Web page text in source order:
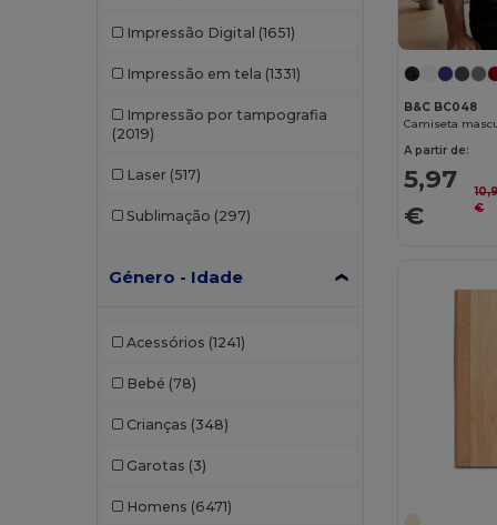
Impressão Digital (1651)
Impressão em tela (1331)
Impressão por tampografia
(2019)
Laser (517)
Sublimação (297)
Género - Idade
Acessórios (1241)
Bebé (78)
Crianças (348)
Garotas (3)
Homens (6471)
B&C BC048
A partir de:
5,97
€
€